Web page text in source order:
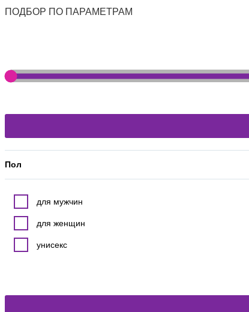
ПОДБОР ПО ПАРАМЕТРАМ
Пол
для мужчин
для женщин
унисекс